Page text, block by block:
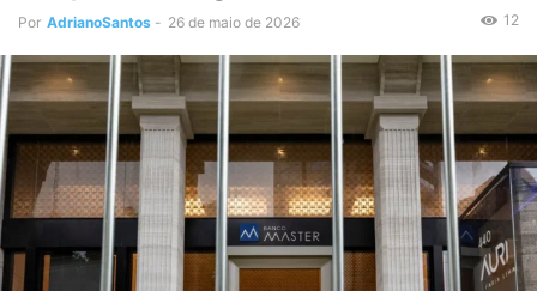
Por AdrianoSantos - 26 de maio de 2026 12